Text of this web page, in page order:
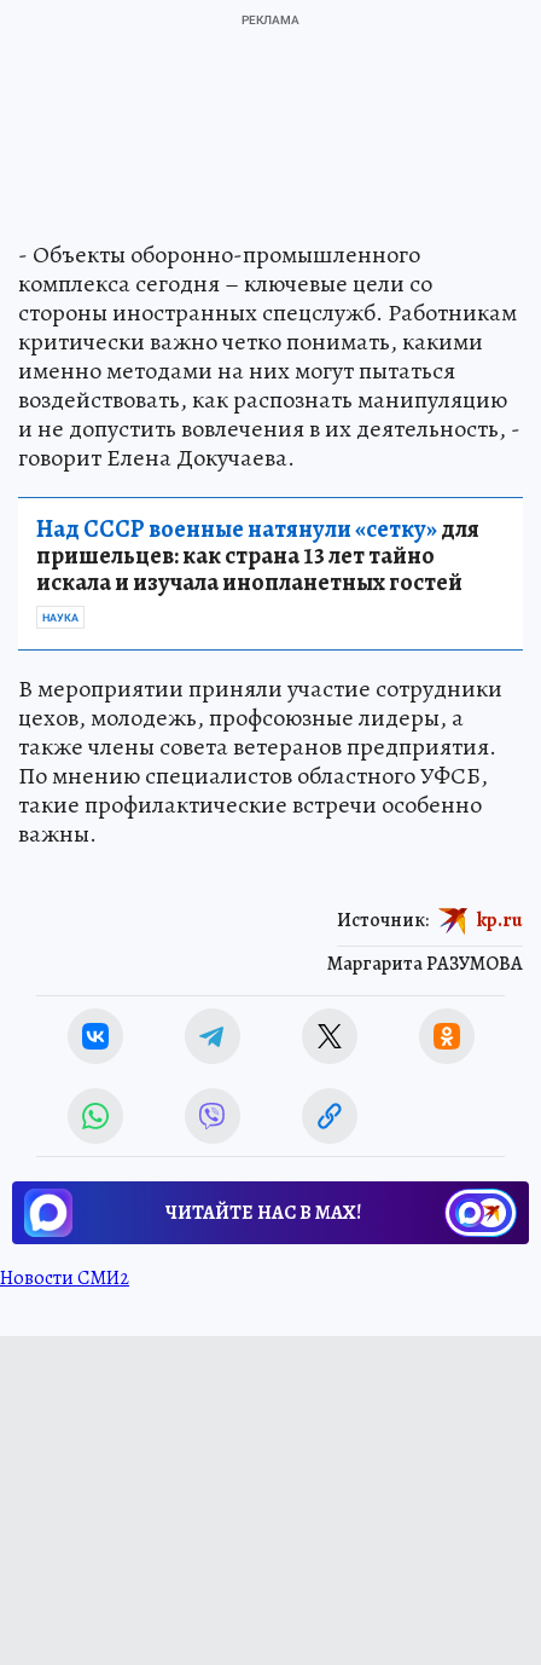
- Объекты оборонно-промышленного
комплекса сегодня – ключевые цели со
стороны иностранных спецслужб. Работникам
критически важно четко понимать, какими
именно методами на них могут пытаться
воздействовать, как распознать манипуляцию
и не допустить вовлечения в их деятельность, -
говорит Елена Докучаева.
Над СССР военные натянули «сетку»для
пришельцев: как страна 13 лет тайно
искала и изучала инопланетных гостей
НАУКА
В мероприятии приняли участие сотрудники
цехов, молодежь, профсоюзные лидеры, а
также члены совета ветеранов предприятия.
По мнению специалистов областного УФСБ,
такие профилактические встречи особенно
важны.
Маргарита РАЗУМОВА
Источник: kp.ru
ЧИТАЙТЕ НАС В МАХ!
Новости СМИ2